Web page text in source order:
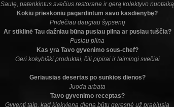
Saulę, patenkintus svečius restorane ir gerą kolektyvo nuotaiką
Kokiu prieskoniu pagardintum savo kasdienybę?
Pridėčiau daugiau šypsenų
Ar stiklinė Tau dažniau būna pusiau pilna ar pusiau tuščia?
Pusiau pilna
Kas yra Tavo gyvenimo sous-chef?
Geri kokybiški produktai, čili pipirai ir laimingi svečiai
Geriausias desertas po sunkios dienos?
Juoda arbata
Tavo gyvenimo receptas?
Gyventi taip, kad kiekviena diena būtų geresnė už praėjusią